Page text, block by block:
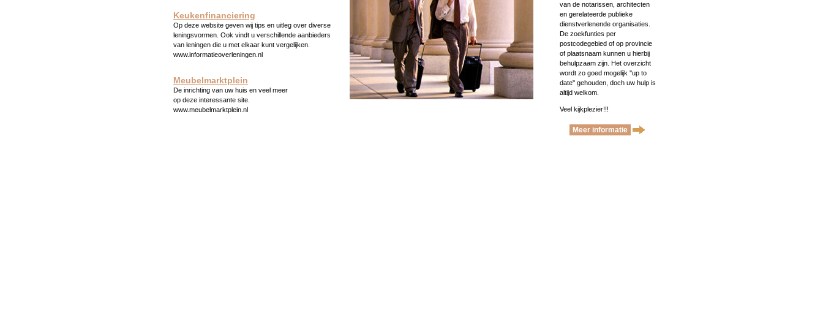
Keukenfinanciering
Op deze website geven wij tips en uitleg over diverse
leningsvormen. Ook vindt u verschillende aanbieders
van leningen die u met elkaar kunt vergelijken.
www.informatieoverleningen.nl
Meubelmarktplein
De inrichting van uw huis en veel meer
op deze interessante site.
www.meubelmarktplein.nl
van de notarissen, architecten
en gerelateerde publieke
dienstverlenende organisaties.
De zoekfunties per
postcodegebied of op provincie
of plaatsnaam kunnen u hierbij
behulpzaam zijn. Het overzicht
wordt zo goed mogelijk ''up to
date'' gehouden, doch uw hulp is
altijd welkom.
Veel kijkplezier!!!
Meer informatie